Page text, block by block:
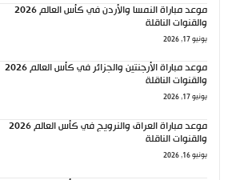
موعد مباراة النمسا والأردن في كأس العالم 2026
والقنوات الناقلة
يونيو 17, 2026
موعد مباراة الأرجنتين والجزائر في كأس العالم 2026
والقنوات الناقلة
يونيو 17, 2026
موعد مباراة العراق والنرويج في كأس العالم 2026
والقنوات الناقلة
يونيو 16, 2026